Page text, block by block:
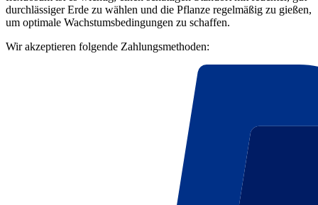
durchlässiger Erde zu wählen und die Pflanze regelmäßig zu gießen,
um optimale Wachstumsbedingungen zu schaffen.
Wir akzeptieren folgende Zahlungsmethoden: